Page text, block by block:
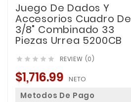
Juego De Dados Y
Accesorios Cuadro De
3/8" Combinado 33
Piezas Urrea 5200CB
     REVIEW (0)
$1,716.99 NETO
Metodos De Pago